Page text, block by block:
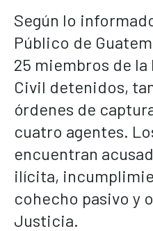
Según lo
Público de
25 miembros de
Civil detenidos,
órdenes de
cuatro agentes.
encuentran
ilícita,
cohecho pasivo y
Justicia.